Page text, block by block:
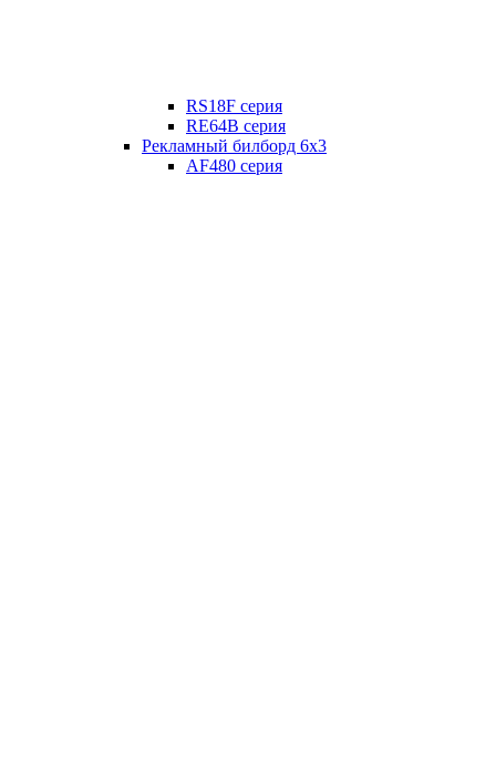
RS18F серия
RE64B серия
Рекламный билборд 6х3
AF480 серия